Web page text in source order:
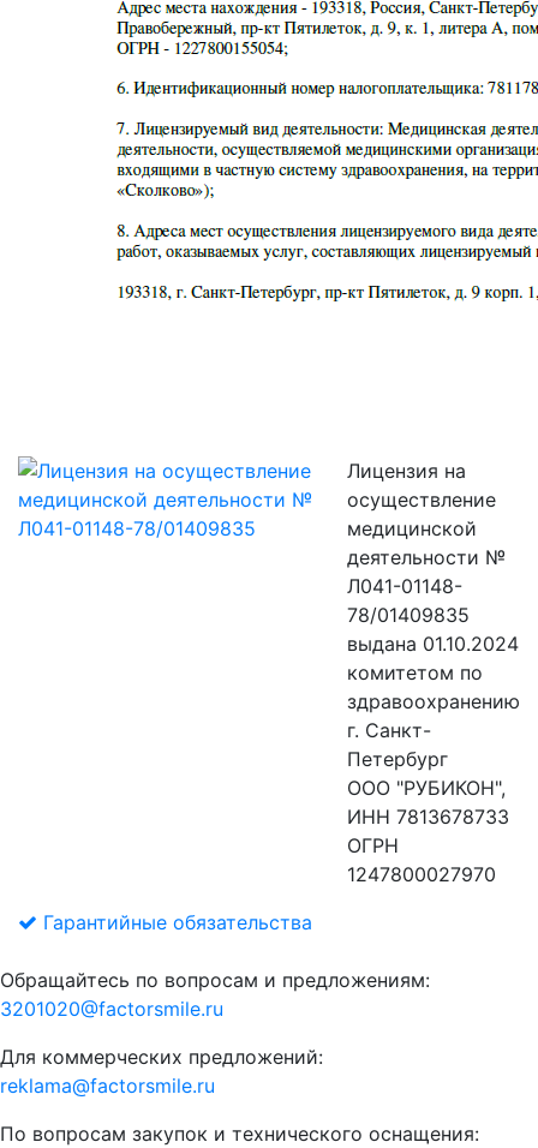
Лицензия на
осуществление
медицинской
деятельности №
Л041-01148-
78/01409835
выдана 01.10.2024
комитетом по
здравоохранению
г. Санкт-
Петербург
ООО "РУБИКОН",
ИНН 7813678733
ОГРН
1247800027970
Гарантийные обязательства
Обращайтесь по вопросам и предложениям:
3201020@factorsmile.ru
Для коммерческих предложений:
reklama@factorsmile.ru
По вопросам закупок и технического оснащения: